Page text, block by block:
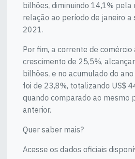
bilhões, diminuindo 14,1% pela
relação ao período de janeiro a
2021.
Por fim, a corrente de
crescimento de 25,5%,
bilhões, e no acumulado do
foi de 23,8%, totalizando US$
quando comparado ao mesmo
anterior.
Quer saber mais?
Acesse os dados oficiais